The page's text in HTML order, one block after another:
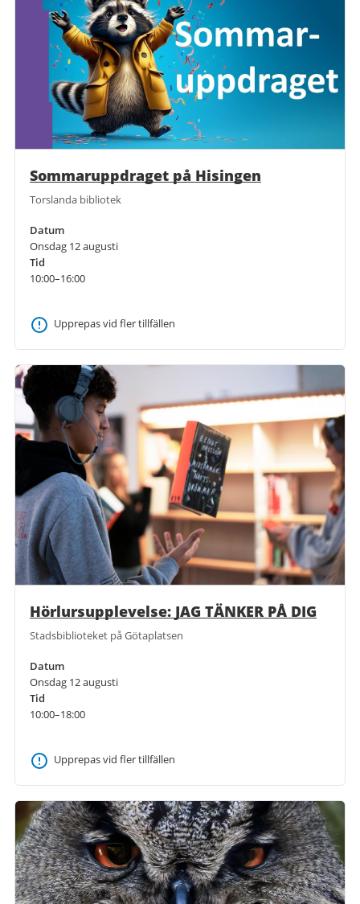
Sommaruppdraget på Hisingen
Torslanda bibliotek
Datum
Onsdag 12 augusti
Tid
10:00–16:00
Upprepas vid fler tillfällen
Hörlursupplevelse: JAG TÄNKER PÅ DIG
Stadsbiblioteket på Götaplatsen
Datum
Onsdag 12 augusti
Tid
10:00–18:00
Upprepas vid fler tillfällen